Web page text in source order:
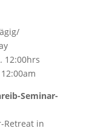
12:00hrs
Seminar-
Retreat in